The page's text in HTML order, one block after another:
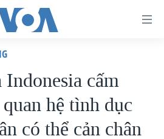
cấm
hệ tình dục
có thể cản chân